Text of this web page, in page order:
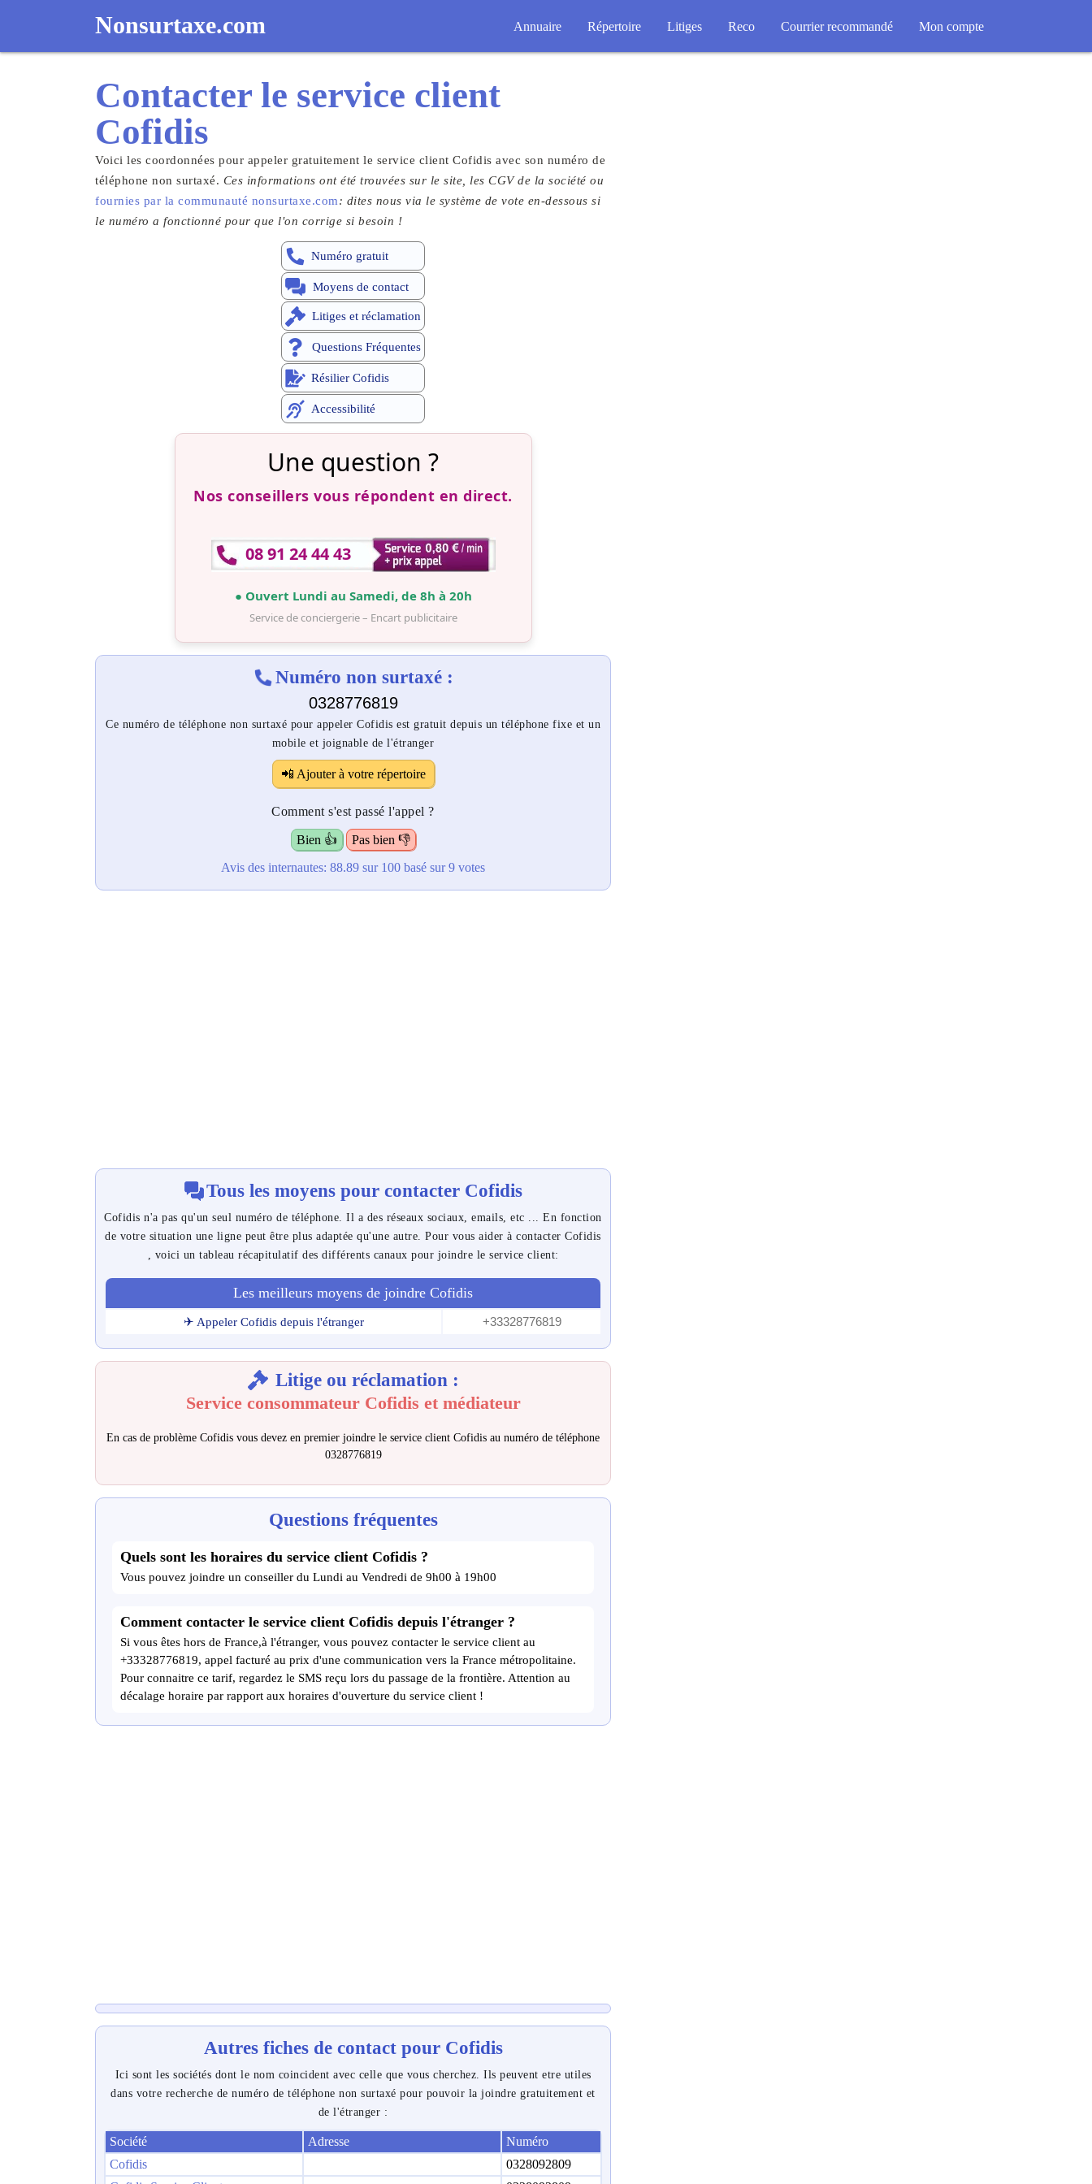
Nonsurtaxe.com Annuaire Répertoire Litiges Reco Courrier recommandé Mon compte
Contacter le service client
Cofidis
Voici les coordonnées pour appeler gratuitement le service client Cofidis avec son numéro de
téléphone non surtaxé. Ces informations ont été trouvées sur le site, les CGV de la société ou
fournies par la communauté nonsurtaxe.com: dites nous via le système de vote en-dessous si
le numéro a fonctionné pour que l'on corrige si besoin !
Numéro gratuit
Moyens de contact
Litiges et réclamation
Questions Fréquentes
Résilier Cofidis
Accessibilité
Une question ?
Nos conseillers vous répondent en direct.
08 91 24 44 43
● Ouvert Lundi au Samedi, de 8h à 20h
Service de conciergerie – Encart publicitaire
Numéro non surtaxé :
0328776819
Ce numéro de téléphone non surtaxé pour appeler Cofidis est gratuit depuis un téléphone fixe et un
mobile et joignable de l'étranger
📲 Ajouter à votre répertoire
Comment s'est passé l'appel ?
Bien 👍
Pas bien 👎
Avis des internautes: 88.89 sur 100 basé sur9 votes
Tous les moyens pour contacter Cofidis
Cofidis n'a pas qu'un seul numéro de téléphone. Il a des réseaux sociaux, emails, etc ... En fonction
de votre situation une ligne peut être plus adaptée qu'une autre. Pour vous aider à contacter Cofidis
, voici un tableau récapitulatif des différents canaux pour joindre le service client:
Les meilleurs moyens de joindre Cofidis
✈ Appeler Cofidis depuis l'étranger +33328776819
Litige ou réclamation :
Service consommateur Cofidis et médiateur
En cas de problème Cofidis vous devez en premier joindre le service client Cofidis au numéro de téléphone
0328776819
Questions fréquentes
Quels sont les horaires du service client Cofidis ?
Vous pouvez joindre un conseiller du Lundi au Vendredi de 9h00 à 19h00
Comment contacter le service client Cofidis depuis l'étranger ?
Si vous êtes hors de France,à l'étranger, vous pouvez contacter le service client au
+33328776819, appel facturé au prix d'une communication vers la France métropolitaine.
Pour connaitre ce tarif, regardez le SMS reçu lors du passage de la frontière. Attention au
décalage horaire par rapport aux horaires d'ouverture du service client !
Autres fiches de contact pour Cofidis
Ici sont les sociétés dont le nom coincident avec celle que vous cherchez. Ils peuvent etre utiles
dans votre recherche de numéro de téléphone non surtaxé pour pouvoir la joindre gratuitement et
de l'étranger :
Société Adresse
Numéro
Cofidis
0328092809